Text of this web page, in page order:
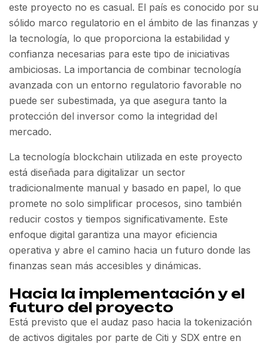
este proyecto no es casual. El país es conocido por su
sólido marco regulatorio en el ámbito de las finanzas y
la tecnología, lo que proporciona la estabilidad y
confianza necesarias para este tipo de iniciativas
ambiciosas. La importancia de combinar tecnología
avanzada con un entorno regulatorio favorable no
puede ser subestimada, ya que asegura tanto la
protección del inversor como la integridad del
mercado.
La tecnología blockchain utilizada en este proyecto
está diseñada para digitalizar un sector
tradicionalmente manual y basado en papel, lo que
promete no solo simplificar procesos, sino también
reducir costos y tiempos significativamente. Este
enfoque digital garantiza una mayor eficiencia
operativa y abre el camino hacia un futuro donde las
finanzas sean más accesibles y dinámicas.
Hacia la implementación y el
futuro del proyecto
Está previsto que el audaz paso hacia la tokenización
de activos digitales por parte de Citi y SDX entre en